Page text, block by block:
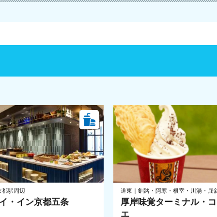
都駅周辺
・イン京都五条
道東｜釧路・阿寒・根室・川湯・屈
厚岸味覚ターミナル・
エ